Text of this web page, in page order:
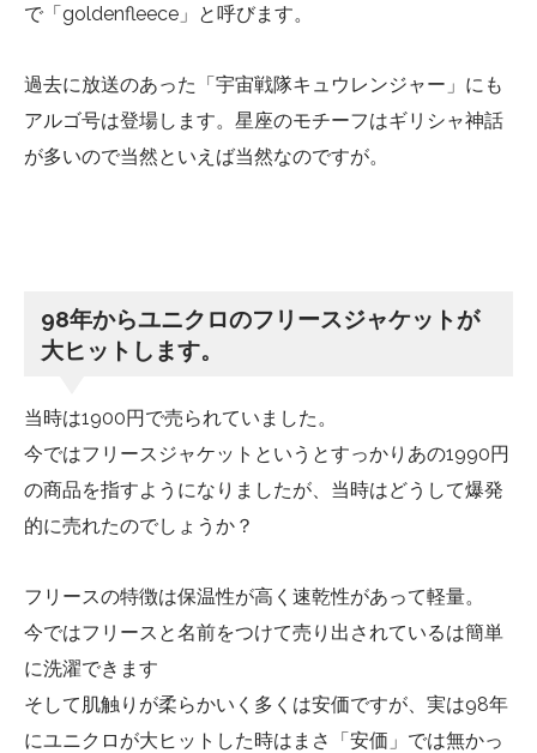
で「goldenfleece」と呼びます。
過去に放送のあった「宇宙戦隊キュウレンジャー」にも
アルゴ号は登場します。星座のモチーフはギリシャ神話
が多いので当然といえば当然なのですが。
98年からユニクロのフリースジャケットが
大ヒットします。
当時は1900円で売られていました。
今ではフリースジャケットというとすっかりあの1990円
の商品を指すようになりましたが、当時はどうして爆発
的に売れたのでしょうか？
フリースの特徴は保温性が高く速乾性があって軽量。
今ではフリースと名前をつけて売り出されているは簡単
に洗濯できます
そして肌触りが柔らかいく多くは安価ですが、実は98年
にユニクロが大ヒットした時はまさ「安価」では無かっ